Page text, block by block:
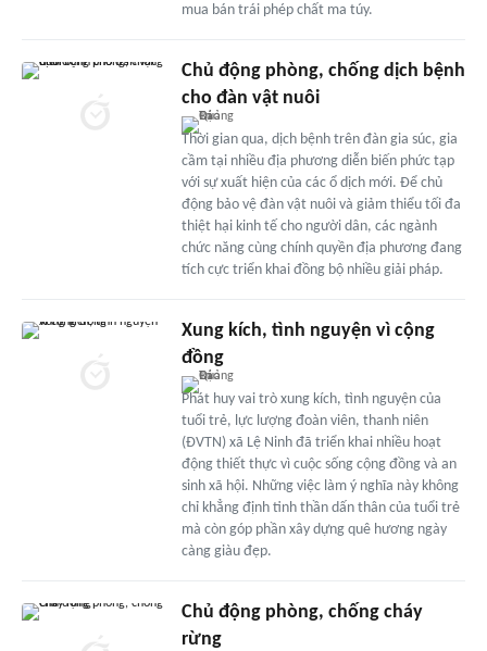
mua bán trái phép chất ma túy.
Chủ động phòng, chống dịch bệnh
cho đàn vật nuôi
Thời gian qua, dịch bệnh trên đàn gia súc, gia
cầm tại nhiều địa phương diễn biến phức tạp
với sự xuất hiện của các ổ dịch mới. Để chủ
động bảo vệ đàn vật nuôi và giảm thiểu tối đa
thiệt hại kinh tế cho người dân, các ngành
chức năng cùng chính quyền địa phương đang
tích cực triển khai đồng bộ nhiều giải pháp.
Xung kích, tình nguyện vì cộng
đồng
Phát huy vai trò xung kích, tình nguyện của
tuổi trẻ, lực lượng đoàn viên, thanh niên
(ĐVTN) xã Lệ Ninh đã triển khai nhiều hoạt
động thiết thực vì cuộc sống cộng đồng và an
sinh xã hội. Những việc làm ý nghĩa này không
chỉ khẳng định tinh thần dấn thân của tuổi trẻ
mà còn góp phần xây dựng quê hương ngày
càng giàu đẹp.
Chủ động phòng, chống cháy
rừng